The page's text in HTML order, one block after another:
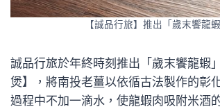
【誠品行旅】推出「歲末饗龍
誠品行旅於年終時刻推出「歲末饗龍蝦
煲】，將南投老薑以依循古法製作的彰
過程中不加一滴水，使龍蝦肉吸附米酒